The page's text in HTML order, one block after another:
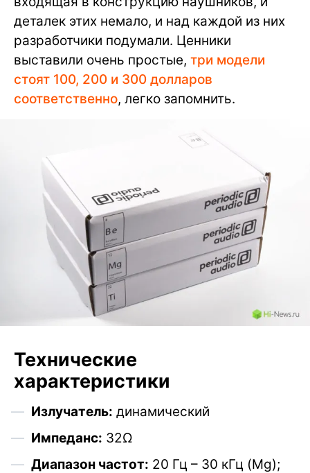
деталек этих немало, и над каждой из них
разработчики подумали. Ценники
выставили очень простые, три модели
стоят 100, 200 и 300 долларов
соответственно, легко запомнить.
Технические
характеристики
Излучатель: динамический
Импеданс: 32Ω
Диапазон частот: 20 Гц – 30 кГц (Mg);